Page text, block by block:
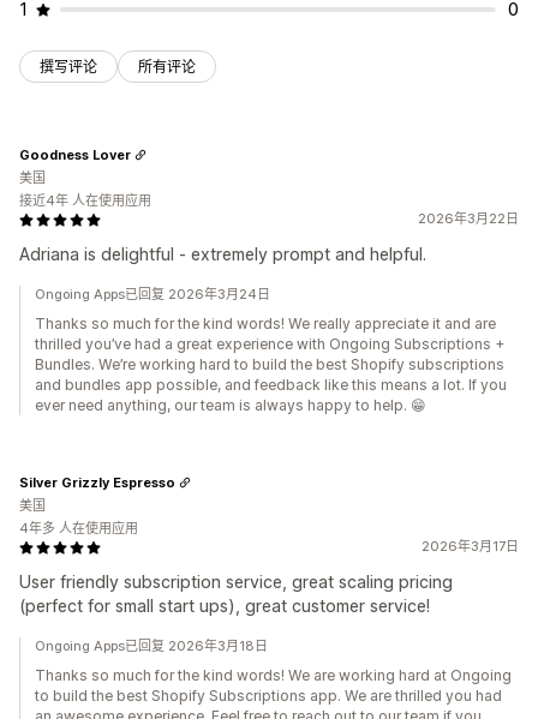
1
0
撰写评论 所有评论
2026年3月22日
Adriana is delightful - extremely prompt and helpful.
Goodness Lover
美国
接近4年 人在使用应用
Ongoing Apps已回复 2026年3月24日
Thanks so much for the kind words! We really appreciate it and are
thrilled you’ve had a great experience with Ongoing Subscriptions +
Bundles. We’re working hard to build the best Shopify subscriptions
and bundles app possible, and feedback like this means a lot. If you
ever need anything, our team is always happy to help. 😁
2026年3月17日
User friendly subscription service, great scaling pricing
(perfect for small start ups), great customer service!
Silver Grizzly Espresso
美国
4年多 人在使用应用
Ongoing Apps已回复 2026年3月18日
Thanks so much for the kind words! We are working hard at Ongoing
to build the best Shopify Subscriptions app. We are thrilled you had